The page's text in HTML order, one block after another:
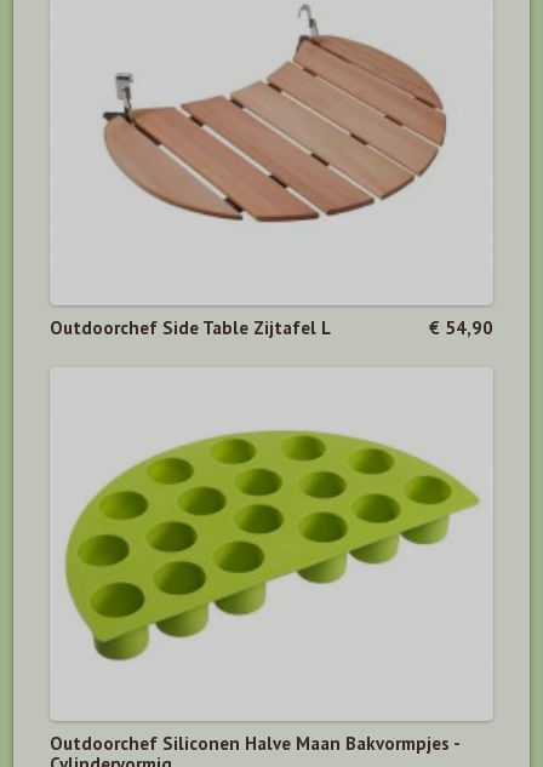
Outdoorchef Side Table Zijtafel L € 54,90
Outdoorchef Siliconen Halve Maan Bakvormpjes -